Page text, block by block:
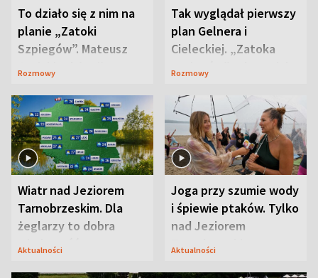
To działo się z nim na
planie „Zatoki
Szpiegów”. Mateusz
Janicki odsłonił
Rozmowy
Tak wyglądał pierwszy
plan Gelnera i
Cieleckiej. „Zatoka
szpiegów” od razu ich
Rozmowy
Wiatr nad Jeziorem
Tarnobrzeskim. Dla
żeglarzy to dobra
wiadomość
Aktualności
Joga przy szumie wody
i śpiewie ptaków. Tylko
nad Jeziorem
Tarnobrzeskim
Aktualności